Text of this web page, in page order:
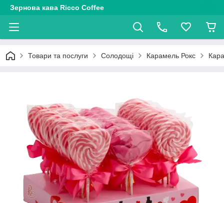
Зернова кава Ricco Coffee
Товари та послуги Солодощі Карамель Рокс